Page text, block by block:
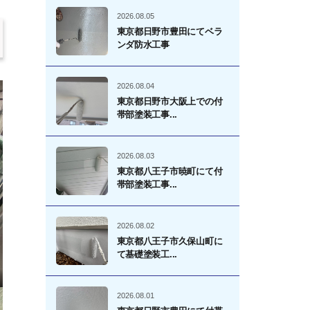
2026.08.05
東京都日野市豊田にてベラ
ンダ防水工事
2026.08.04
東京都日野市大阪上での付
帯部塗装工事...
2026.08.03
東京都八王子市暁町にて付
帯部塗装工事...
2026.08.02
東京都八王子市久保山町に
て基礎塗装工...
2026.08.01